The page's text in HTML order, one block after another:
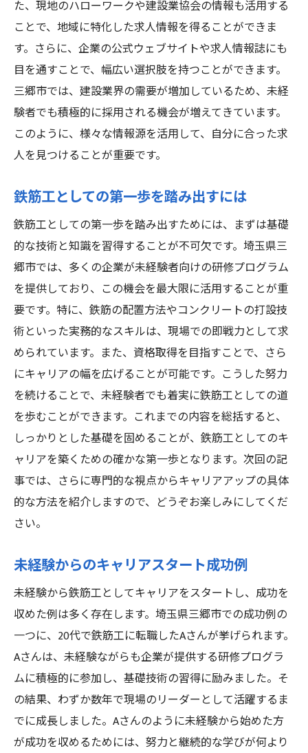
た、現地のハローワークや建設業協会の情報も活用する
ことで、地域に特化した求人情報を得ることができま
す。さらに、企業の公式ウェブサイトや求人情報誌にも
目を通すことで、幅広い選択肢を持つことができます。
三郷市では、建設業界の需要が増加しているため、未経
験者でも積極的に採用される機会が増えてきています。
このように、様々な情報源を活用して、自分に合った求
人を見つけることが重要です。
鉄筋工としての第一歩を踏み出すには
鉄筋工としての第一歩を踏み出すためには、まずは基礎
的な技術と知識を習得することが不可欠です。埼玉県三
郷市では、多くの企業が未経験者向けの研修プログラム
を提供しており、この機会を最大限に活用することが重
要です。特に、鉄筋の配置方法やコンクリートの打設技
術といった実務的なスキルは、現場での即戦力として求
められています。また、資格取得を目指すことで、さら
にキャリアの幅を広げることが可能です。こうした努力
を続けることで、未経験者でも着実に鉄筋工としての道
を歩むことができます。これまでの内容を総括すると、
しっかりとした基礎を固めることが、鉄筋工としてのキ
ャリアを築くための確かな第一歩となります。次回の記
事では、さらに専門的な視点からキャリアアップの具体
的な方法を紹介しますので、どうぞお楽しみにしてくだ
さい。
未経験からのキャリアスタート成功例
未経験から鉄筋工としてキャリアをスタートし、成功を
収めた例は多く存在します。埼玉県三郷市での成功例の
一つに、20代で鉄筋工に転職したAさんが挙げられます。
Aさんは、未経験ながらも企業が提供する研修プログラ
ムに積極的に参加し、基礎技術の習得に励みました。そ
の結果、わずか数年で現場のリーダーとして活躍するま
でに成長しました。Aさんのように未経験から始めた方
が成功を収めるためには、努力と継続的な学びが何より